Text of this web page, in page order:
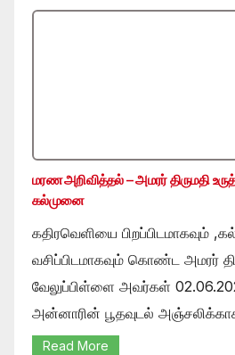
மரண அறிவித்தல் – அமரர் திருமதி
கல்முனை
கதிரவெளியை பிறப்பிடமாகவும்
வசிப்பிடமாகவும் கொண்ட அமரர்
வேலுப்பிள்ளை அவர்கள்
அன்னாரின் பூதவுடல்
Read More